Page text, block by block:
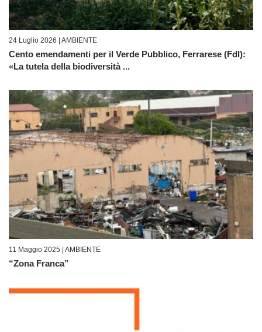
24 Luglio 2026 | AMBIENTE
Cento emendamenti per il Verde Pubblico, Ferrarese (FdI):
«La tutela della biodiversità ...
11 Maggio 2025 | AMBIENTE
“Zona Franca”